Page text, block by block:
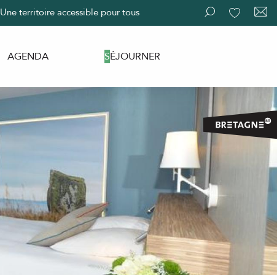
Recherche
Une territoire accessible pour tous
AGENDA SÉJOURNER